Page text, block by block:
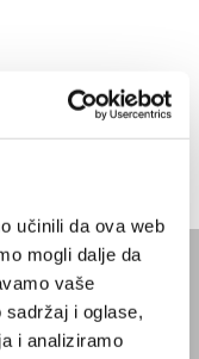
učinili da ova web
mogli dalje da
vaše
i oglase,
i analiziramo